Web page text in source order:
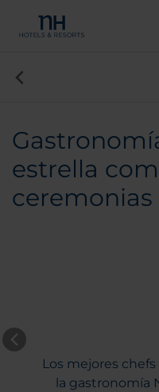
estrella
ceremonias
Los mejores
la gastronomía